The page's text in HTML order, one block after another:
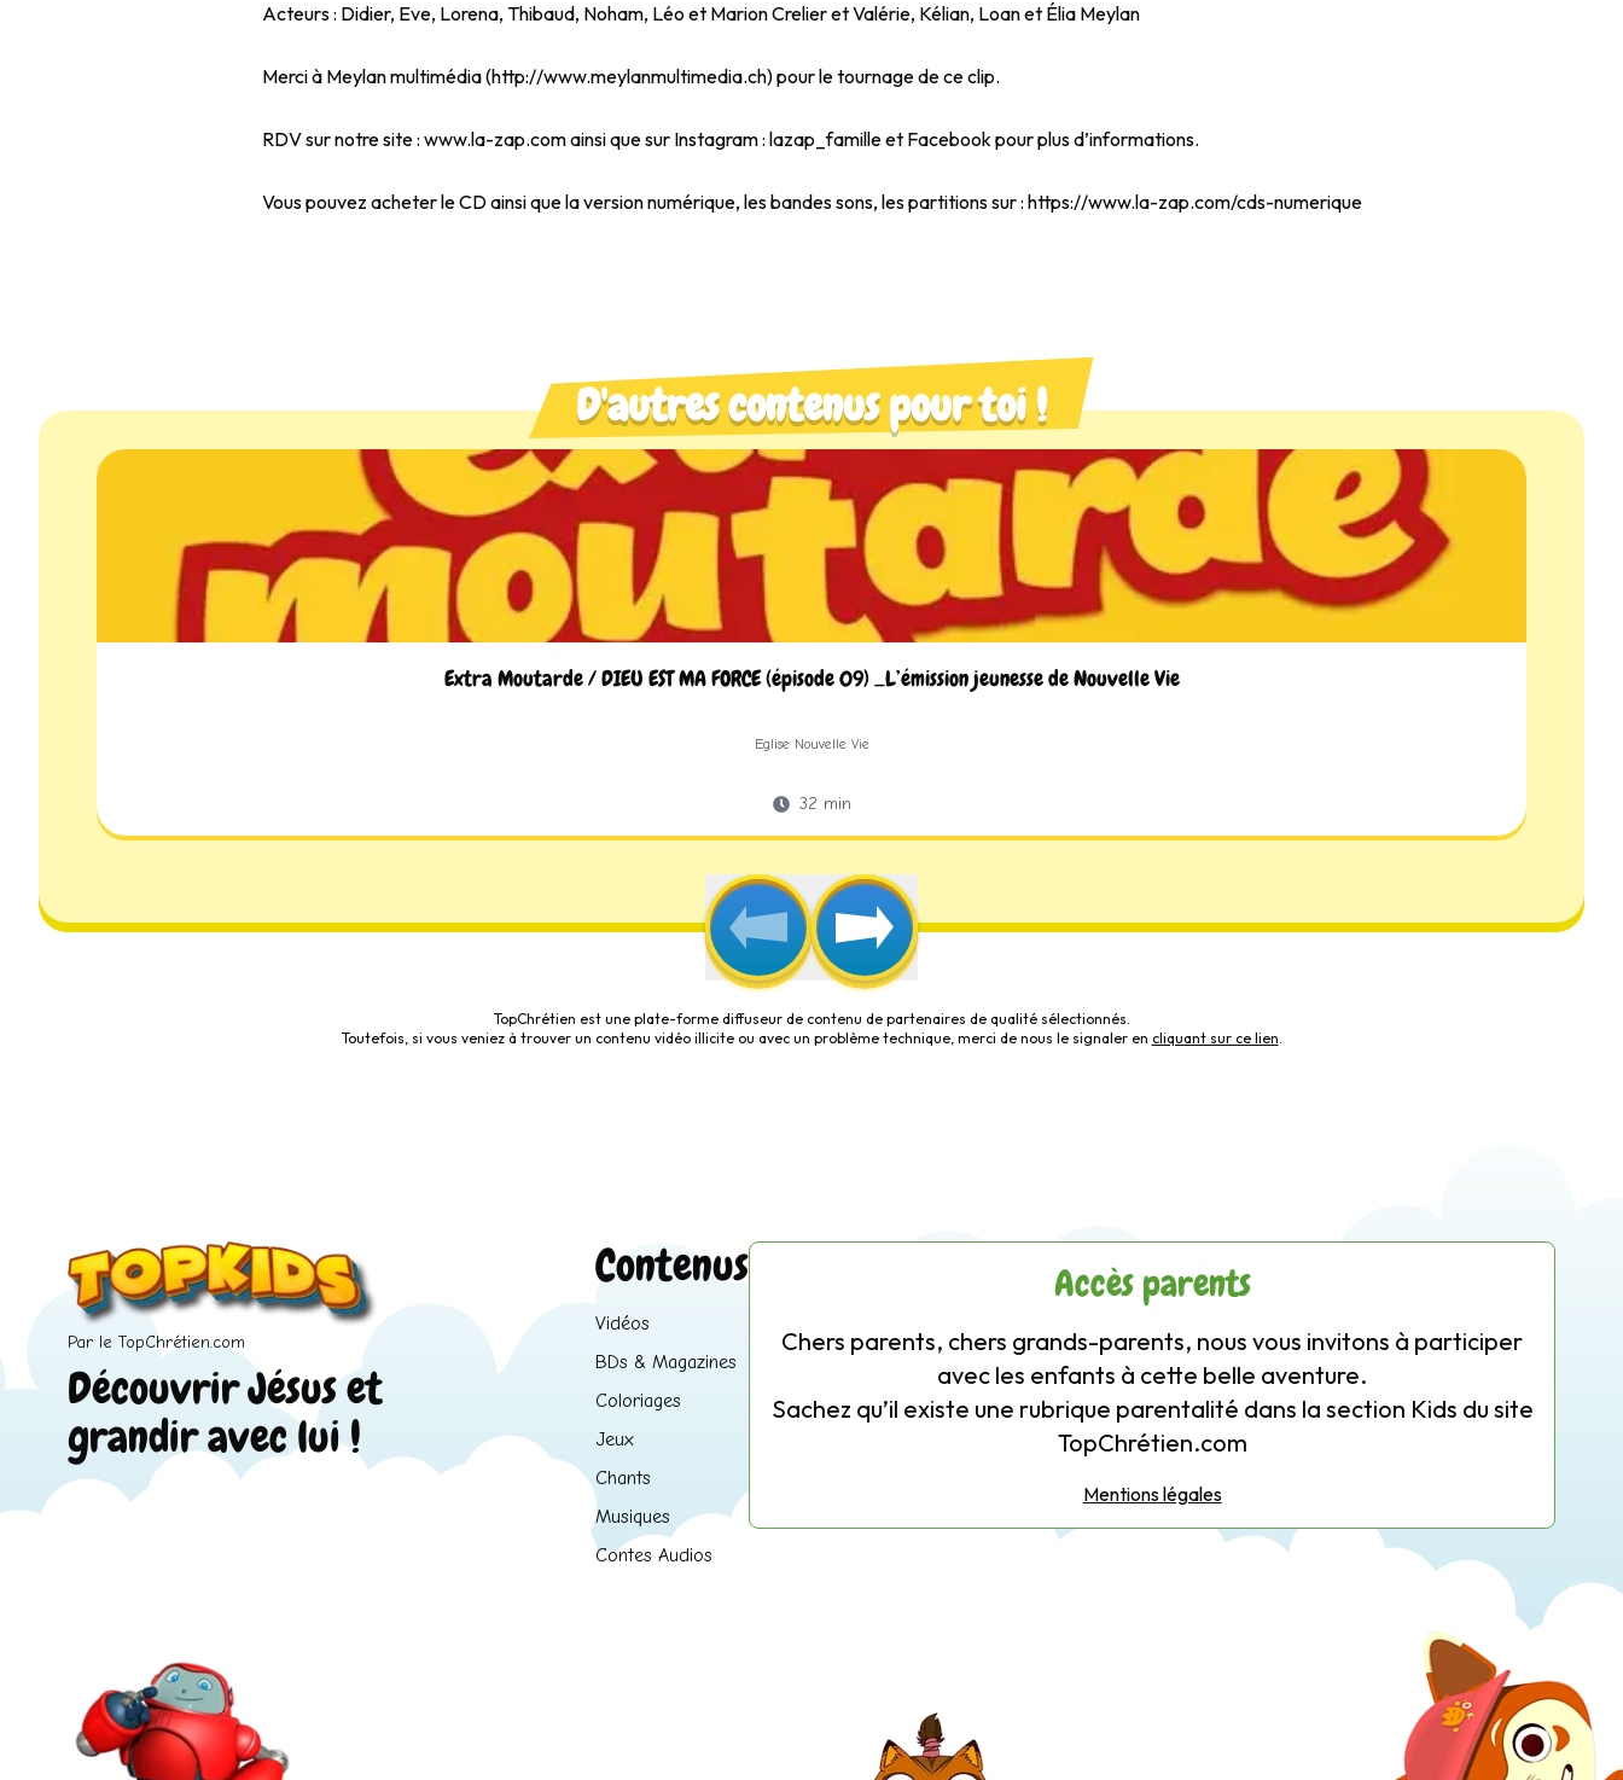
Acteurs : Didier, Eve, Lorena, Thibaud, Noham, Léo et Marion Crelier et Valérie, Kélian, Loan et Élia Meylan
Merci à Meylan multimédia (http://www.meylanmultimedia.ch) pour le tournage de ce clip.
RDV sur notre site : www.la-zap.comainsi que sur Instagram : lazap_famille et Facebook pour plus d’informations.
Vous pouvez acheter le CD ainsi que la version numérique, les bandes sons, les partitions sur : https://www.la-zap.com/cds-numerique
D'autres contenus pour toi !
Extra Moutarde / DIEU EST MA FORCE (épisode 09) _L’émission jeunesse de Nouvelle Vie
Eglise Nouvelle Vie
32 min
TopChrétien est une plate-forme diffuseur de contenu de partenaires de qualité sélectionnés.
Toutefois, si vous veniez à trouver un contenu vidéo illicite ou avec un problème technique, merci de nous le signaler en cliquant sur ce lien.
Par le TopChrétien.com
Découvrir Jésus et
grandir avec lui !
Contenus
Vidéos
BDs & Magazines
Coloriages
Jeux
Chants
Musiques
Contes Audios
Accès parents
Chers parents, chers grands-parents, nous vous invitons à participer
avec les enfants à cette belle aventure.
Sachez qu’il existe une rubrique parentalité dans la section Kids du site
TopChrétien.com
Mentions légales